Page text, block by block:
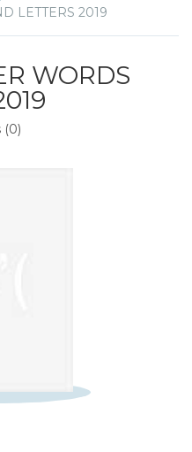
LETTERS 2019
WORDS
(0)